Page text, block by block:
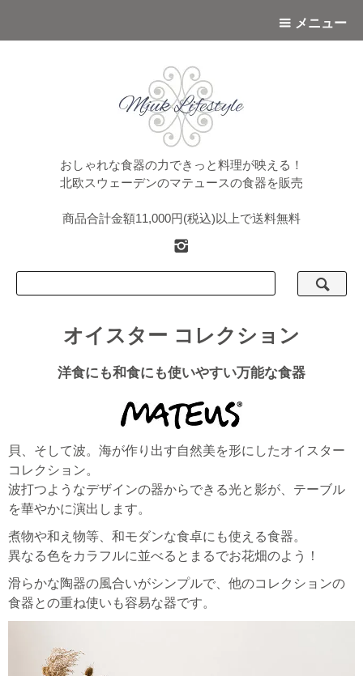
メニュー
おしゃれな食器の力できっと料理が映える！
北欧スウェーデンのマテュースの食器を販売
商品合計金額11,000円(税込)以上で送料無料
オイスター コレクション
洋食にも和食にも使いやすい万能な食器
貝、そして波。海が作り出す自然美を形にしたオイスター
コレクション。
波打つようなデザインの器からできる光と影が、テーブル
を華やかに演出します。
煮物や和え物等、和モダンな食卓にも使える食器。
異なる色をカラフルに並べるとまるでお花畑のよう！
滑らかな陶器の風合いがシンプルで、他のコレクションの
食器との重ね使いも容易な器です。